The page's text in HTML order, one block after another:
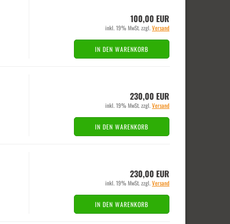
100,00 EUR
inkl. 19% MwSt. zzgl.Versand
IN DEN WARENKORB
230,00 EUR
inkl. 19% MwSt. zzgl.Versand
IN DEN WARENKORB
230,00 EUR
inkl. 19% MwSt. zzgl.Versand
IN DEN WARENKORB